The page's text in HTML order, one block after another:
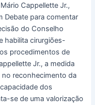
Cappellette Jr.,
Debate para comentar
do Conselho
habilita cirurgiões-
procedimentos de
Jr., a medida
reconhecimento da
dos
se de uma valorização